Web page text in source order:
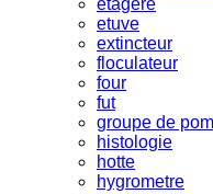
etuve
extincteur
floculateur
four
fut
groupe de
histologie
hotte
hygrometre